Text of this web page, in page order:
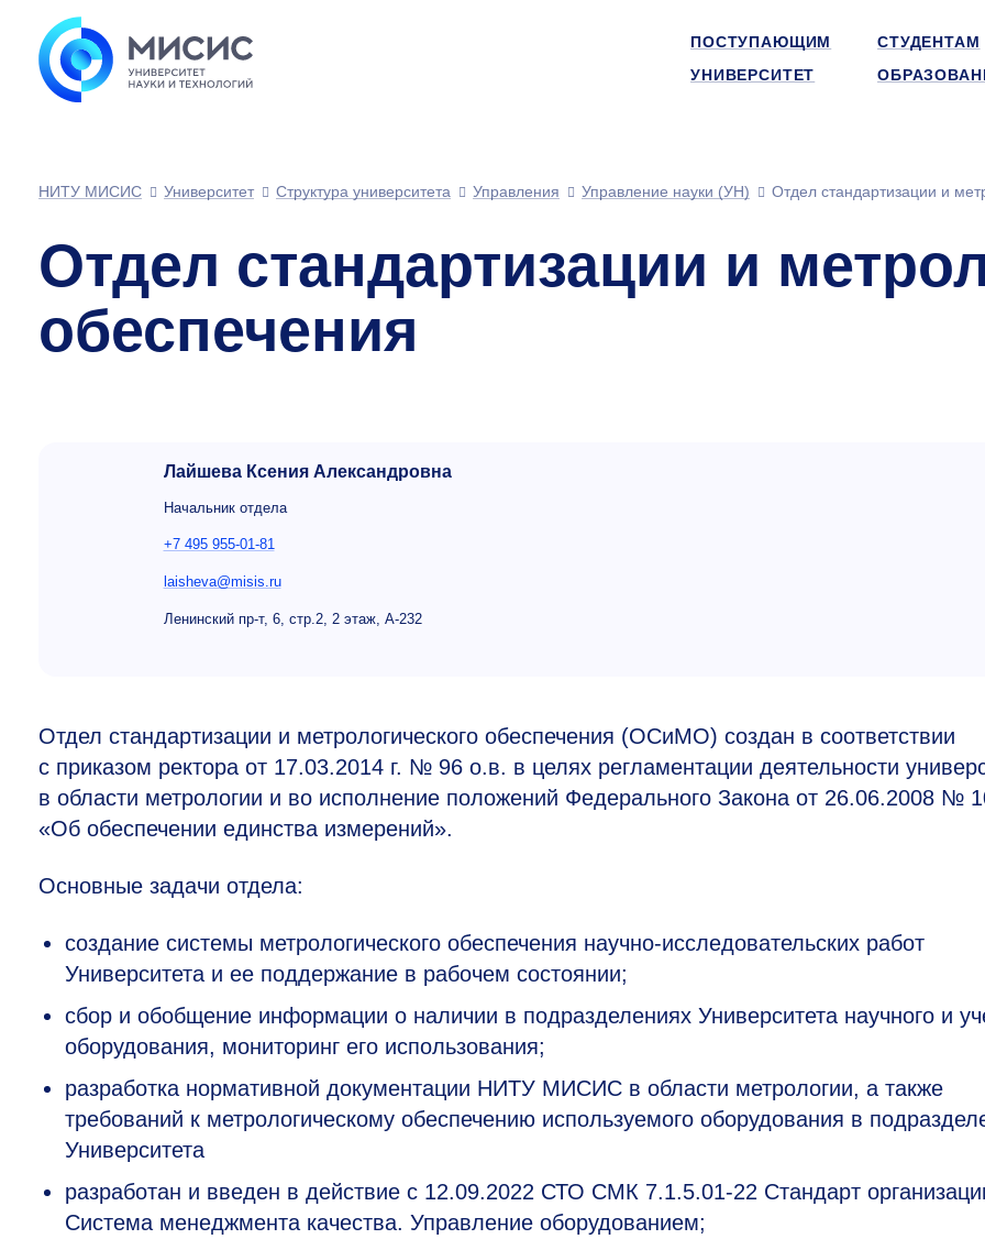
ПОСТУПАЮЩИМ СТУДЕНТАМ
УНИВЕРСИТЕТ
НИТУ МИСИС Университет Структура университета Управления Управление науки (УН) Отдел стандартизации и
Отдел стандартизации и
обеспечения
Лайшева Ксения Александровна
Начальник отдела
+7 495 955-01-81
laisheva@misis.ru
Ленинский пр-т, 6, стр.2, 2 этаж, А-232
Отдел стандартизации и метрологического обеспечения (ОСиМО) создан в соответствии
с приказом ректора от 17.03.2014 г. № 96 о.в. в целях регламентации деятельности
в области метрологии и во исполнение положений Федерального Закона от 26.06.2008 №
«Об обеспечении единства измерений».
Основные задачи отдела:
создание системы метрологического обеспечения научно-исследовательских работ
Университета и ее поддержание в рабочем состоянии;
сбор и обобщение информации о наличии в подразделениях Университета научного и
оборудования, мониторинг его использования;
разработка нормативной документации НИТУ МИСИС в области метрологии, а также
требований к метрологическому обеспечению используемого оборудования в
Университета
разработан и введен в действие с 12.09.2022 СТО СМК 7.1.5.01-22 Стандарт
Система менеджмента качества. Управление оборудованием;